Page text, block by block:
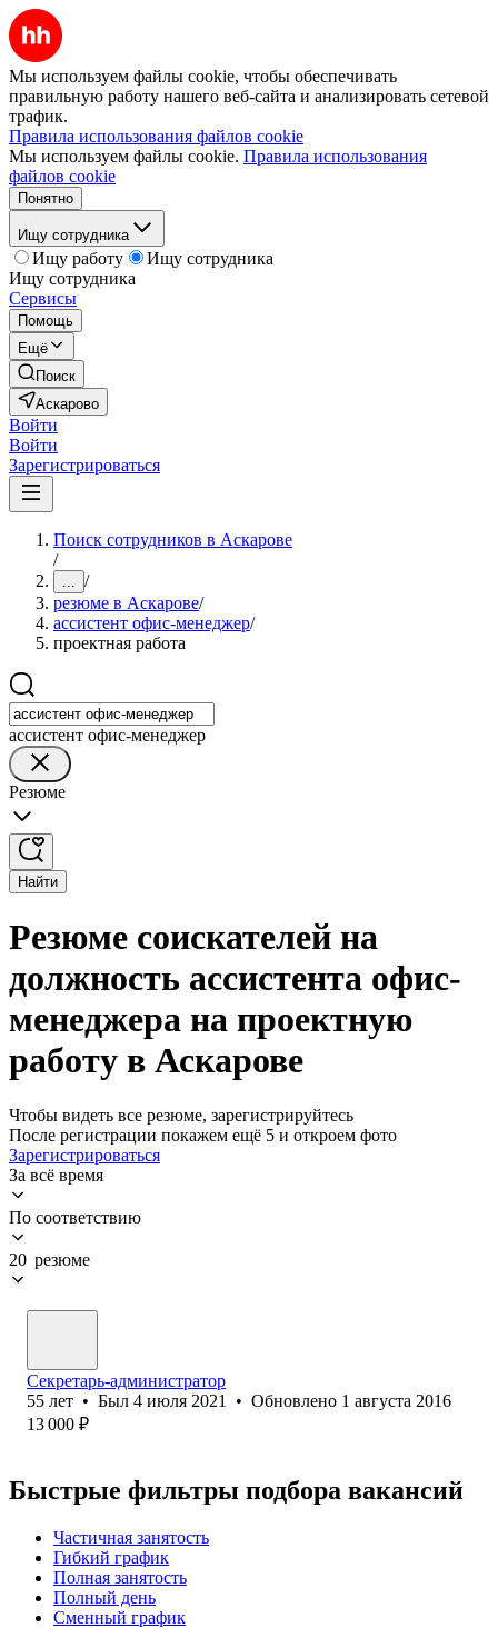
Мы используем файлы cookie, чтобы обеспечивать
правильную работу нашего веб-сайта и анализировать сетевой
трафик.
Правила использования файлов cookie
Мы используем файлы cookie. Правила использования
файлов cookie
Понятно
Ищу сотрудника
Ищу работу
Ищу сотрудника
Ищу сотрудника
Сервисы
Помощь
Ещё
Поиск
Аскарово
Войти
Войти
Зарегистрироваться
Поиск сотрудников в Аскарове
/
... /
резюме в Аскарове/
ассистент офис-менеджер/
проектная работа
ассистент офис-менеджер
Резюме
Найти
Резюме соискателей на
должность ассистента офис-
менеджера на проектную
работу в Аскарове
Чтобы видеть все резюме, зарегистрируйтесь
После регистрации покажем ещё 5 и откроем фото
Зарегистрироваться
За всё время
По соответствию
20 резюме
Секретарь-администратор
55 лет • Был 4 июля 2021 • Обновлено 1 августа 2016
13 000 ₽
Быстрые фильтры подбора вакансий
Частичная занятость
Гибкий график
Полная занятость
Полный день
Сменный график